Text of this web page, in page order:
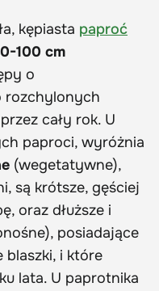
kępiasta paproć
100 cm
o
rozchylonych
cały rok. U
paproci, wyróżnia
(wegetatywne),
są krótsze, gęściej
oraz dłuższe i
posiadające
blaszki, i które
lata. U paprotnika